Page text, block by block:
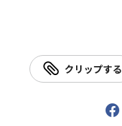
クリップする